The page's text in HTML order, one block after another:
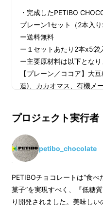
め、サブスクリプシ
も可能です。
ぜひ多くの仲間と共
PETIBOの特
・完成したPETIBO
プレーン1セット（2本入り
ー送料無料
ー１セットあたり2本x5袋
ー主要原材料は以下となり
【プレーン／ココア】大
造)、カカオマス、有機メ
ココアパウダー、カカオバ
膨張剤(アルミフリー)、）※
28品目のうち、卵・大豆・
を含みます。
ー賞味期限は製造日から２
ます。
ー開封後はお早めにお召し
プロジェクト実行者
petibo_chocolate
PETIBOチョコレートは“食
菓子”を実現すべく、『低糖
り開発されました。美味し